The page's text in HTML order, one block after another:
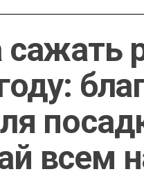
сажать
всем